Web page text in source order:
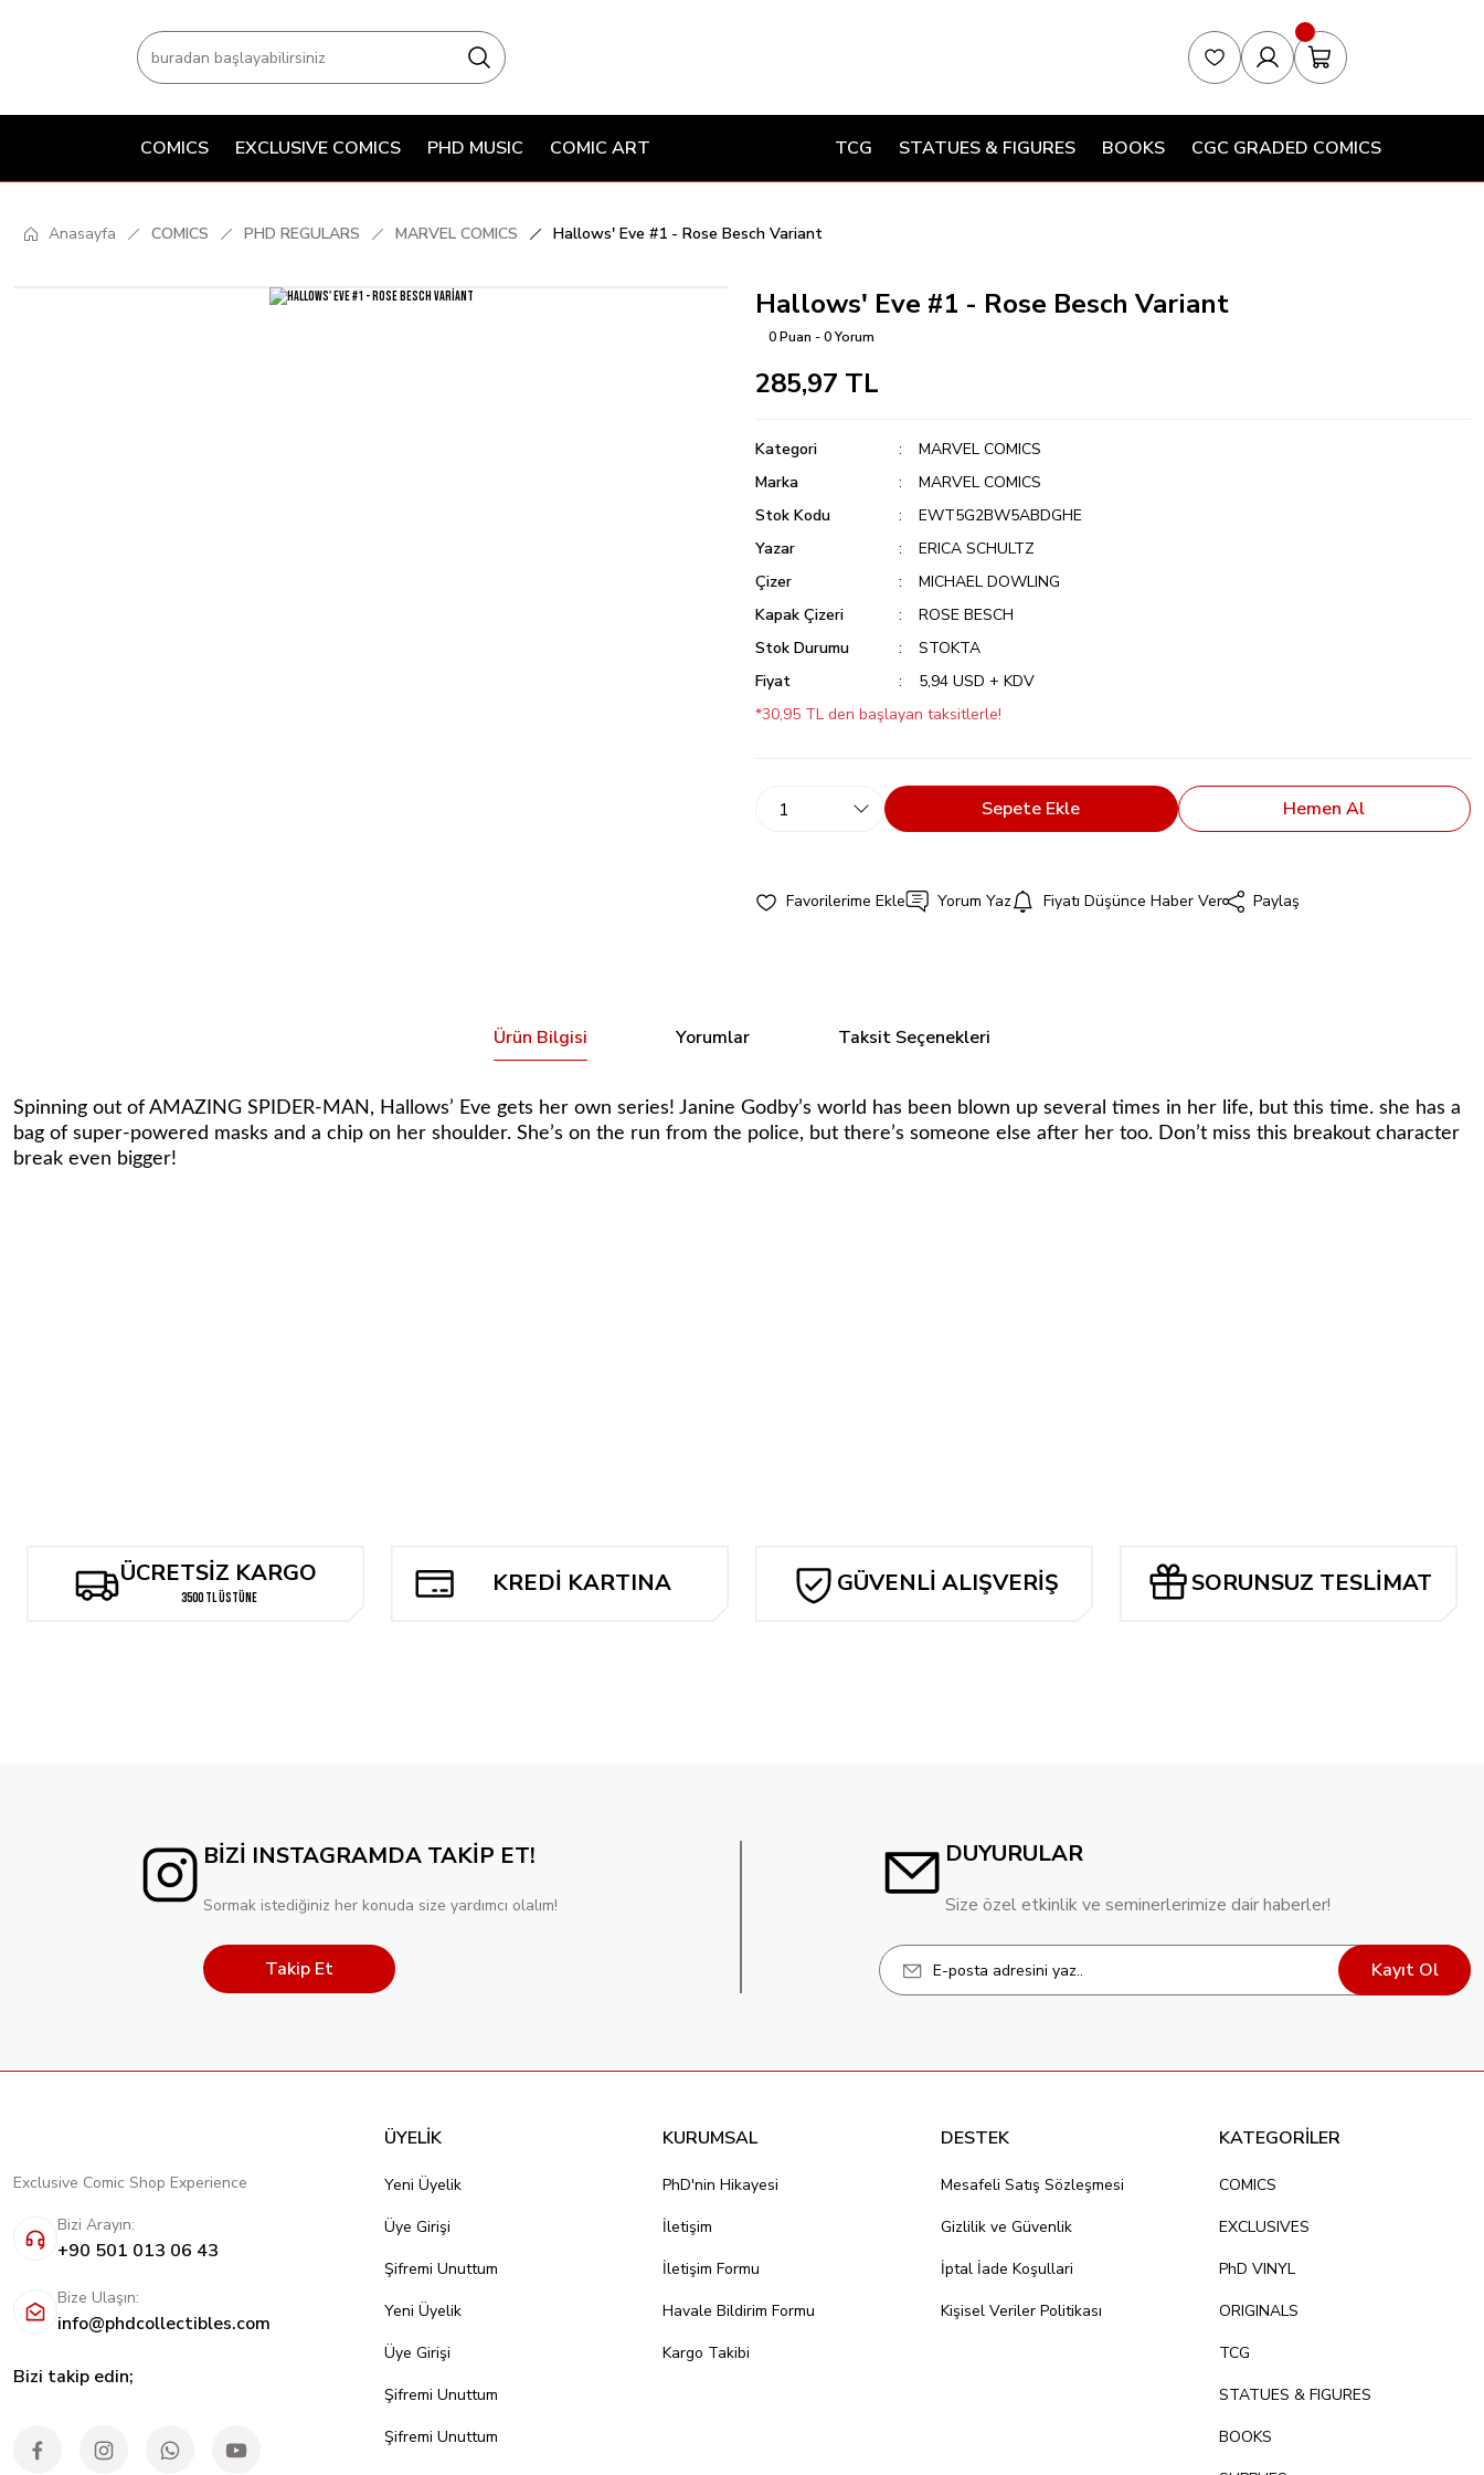
COMICS EXCLUSIVE COMICS PHD MUSIC COMIC ART TCG STATUES & FIGURES BOOKS CGC GRADED COMICS
Anasayfa COMICS PHD REGULARS MARVEL COMICS Hallows' Eve #1 - Rose Besch Variant
Hallows' Eve #1 - Rose Besch Variant
0 Puan - 0 Yorum
285,97 TL
Kategori
MARVEL COMICS
Marka
MARVEL COMICS
Stok Kodu
EWT5G2BW5ABDGHE
Yazar
ERICA SCHULTZ
Çizer
MICHAEL DOWLING
Kapak Çizeri
ROSE BESCH
Stok Durumu
STOKTA
Fiyat
5,94 USD + KDV
*30,95 TL den başlayan taksitlerle!
Sepete Ekle Hemen Al
Yorum Yaz Fiyatı Düşünce Haber Ver Paylaş
Ürün Bilgisi Yorumlar Taksit Seçenekleri
Spinning out of AMAZING SPIDER-MAN , Hallows’ Eve gets her own series! Janine Godby’s world has been blown up several times in her life, but this time. she has a
bag of super-powered masks and a chip on her shoulder. She’s on the run from the police, but there’s someone else after her too. Don’t miss this breakout character
break even bigger!
262,14 TL 524,29 TL 262,14 TL 262,14 TL
ÜCRETSİZ KARGO
3500 TL ÜSTÜNE
KREDİ KARTINA
GÜVENLİ ALIŞVERİŞ SORUNSUZ TESLİMAT
BİZİ INSTAGRAMDA TAKİP ET!
Sormak istediğiniz her konuda size yardımcı olalım!
Takip Et
DUYURULAR
Size özel etkinlik ve seminerlerimize dair haberler!
Kayıt Ol
Exclusive Comic Shop Experience
Bizi Arayın:
+90 501 013 06 43
Bize Ulaşın:
info@phdcollectibles.com
Bizi takip edin;
ÜYELİK
Yeni Üyelik
Üye Girişi
Şifremi Unuttum
Yeni Üyelik
Üye Girişi
Şifremi Unuttum
Şifremi Unuttum
KURUMSAL
PhD'nin Hikayesi
İletişim
İletişim Formu
Havale Bildirim Formu
Kargo Takibi
DESTEK
Mesafeli Satış Sözleşmesi
Gizlilik ve Güvenlik
İptal İade Koşullari
Kişisel Veriler Politikası
KATEGORİLER
COMICS
EXCLUSIVES
PhD VINYL
ORIGINALS
TCG
STATUES & FIGURES
BOOKS